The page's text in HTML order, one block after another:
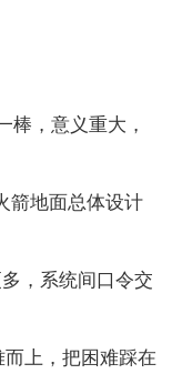
棒，意义重大，
箭地面总体设计
，系统间口令交
而上，把困难踩在